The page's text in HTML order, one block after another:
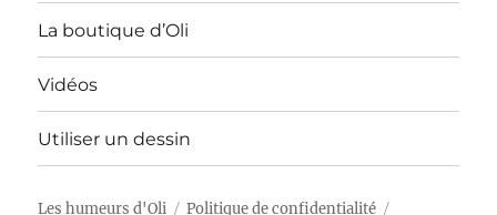
La boutique d’Oli
Vidéos
Utiliser un dessin
Les humeurs d'Oli Politique de confidentialité